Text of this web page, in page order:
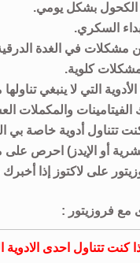
الكحول بشكل يومي.
السكري.
مشكلات في الغدة
كلوية.
التي لا ينبغي
والمكملات
تتناول أدوية خاصة بي
أو الإيدز) احرص على
على لاكتوز إذا
مع فروزيتور :
تتناول احدى الادوية